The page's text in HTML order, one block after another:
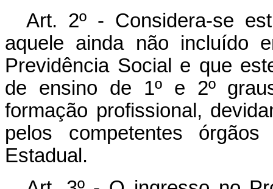
Art. 2º - Considera-se
aquele ainda não incluído
Previdência Social e que
de ensino de 1º e 2º
formação profissional,
pelos competentes
Estadual.